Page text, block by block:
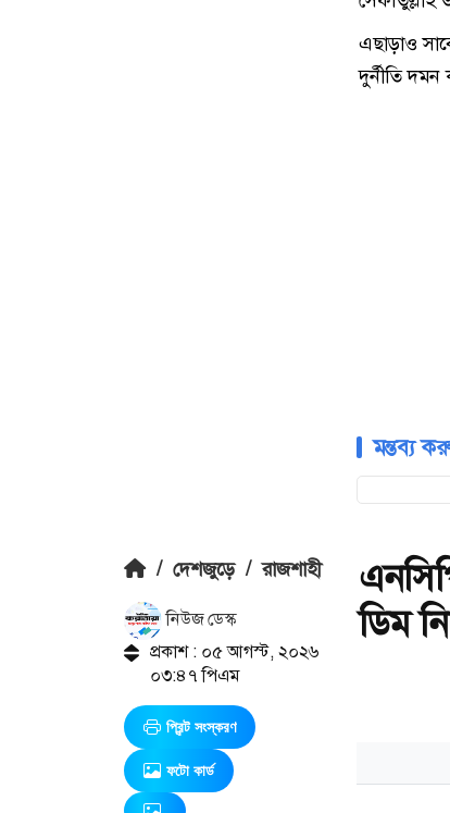
এছাড়াও
দুর্নীতি
মন্তব্য
/ দেশজুড়ে / রাজশাহী
নিউজ ডেস্ক
প্রকাশ : ০৫ আগস্ট, ২০২৬
০৩:৪৭ পিএম
প্রিন্ট সংস্করণ
ফটো কার্ড
ডিম